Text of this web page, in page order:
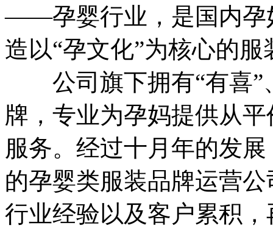
——孕婴行业，是国内孕
造以“孕文化”为核心的
公司旗下拥有“有喜”
牌，专业为孕妈提供从
服务。经过十月年的发
的孕婴类服装品牌运营
行业经验以及客户累积